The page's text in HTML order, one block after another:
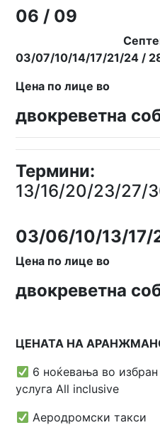
06 / 09
03/07/10/14/17/21/24 /
Цена по лице во
двокреветна
13/16/20/23/27/
03/06/10/13/17/
Цена по лице во
двокреветна
ЦЕНАТА НА
6 ноќевања во
услуга All inclusive
Аеродромски такси